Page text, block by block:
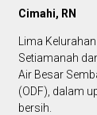
Cimahi, RN
Lima
Setiamanah
Air Besar
(ODF), dalam
bersih.